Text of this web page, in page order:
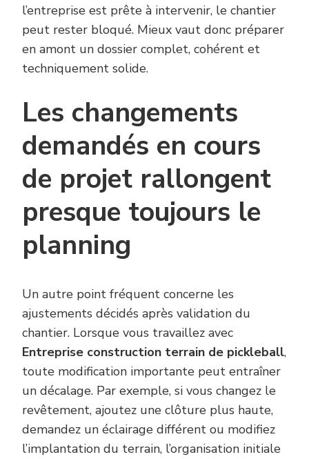
l’entreprise est prête à intervenir, le chantier
peut rester bloqué. Mieux vaut donc préparer
en amont un dossier complet, cohérent et
techniquement solide.
Les changements
demandés en cours
de projet rallongent
presque toujours le
planning
Un autre point fréquent concerne les
ajustements décidés après validation du
chantier. Lorsque vous travaillez avec
Entreprise construction terrain de pickleball,
toute modification importante peut entraîner
un décalage. Par exemple, si vous changez le
revêtement, ajoutez une clôture plus haute,
demandez un éclairage différent ou modifiez
l’implantation du terrain, l’organisation initiale